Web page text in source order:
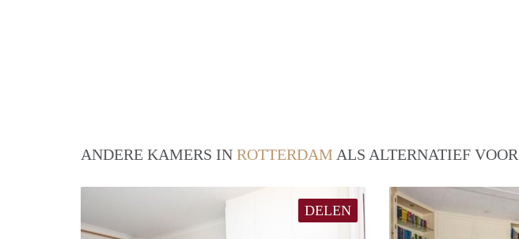
ANDERE KAMERS IN ROTTERDAM ALS ALTERNATIEF
DELEN